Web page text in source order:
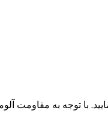
با توجه به مقاومت